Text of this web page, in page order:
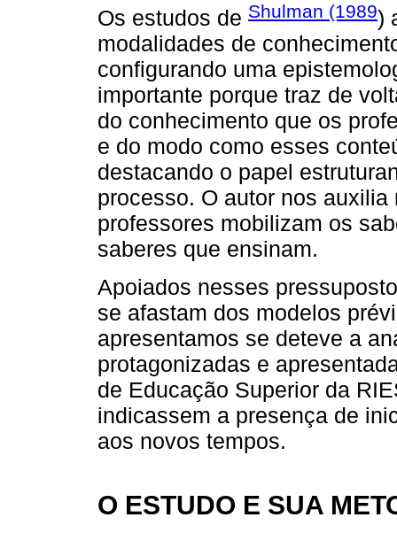
Os estudos de Shulman (1989)
modalidades de
configurando uma
importante porque traz de
do conhecimento que os
e do modo como esses
destacando o papel
processo. O autor nos
professores mobilizam os
saberes que ensinam.
Apoiados nesses
se afastam dos modelos
apresentamos se deteve a
protagonizadas e
de Educação Superior da
indicassem a presença de
aos novos tempos.
O ESTUDO E SUA